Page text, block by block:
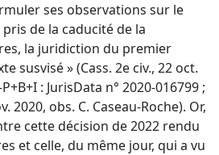
ses observations sur le
de la caducité de la
la juridiction du premier
susvisé » (Cass. 2e civ., 22 oct.
: JurisData n° 2020-016799 ;
2020, obs. C. Caseau-Roche). Or,
cette décision de 2022 rendu
et celle, du même jour, qui a vu